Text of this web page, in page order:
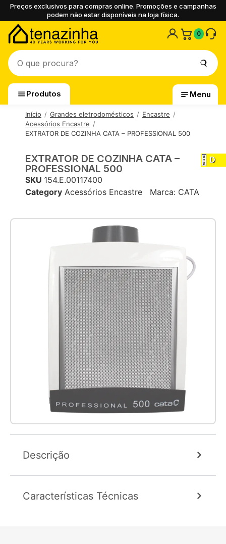
Preços exclusivos para compras online. Promoções e campanhas
podem não estar disponíveis na loja física.
0
Produtos Menu
Início Grandes eletrodomésticos
Encastre
Acessórios Encastre
EXTRATOR DE COZINHA CATA – PROFESSIONAL 500
EXTRATOR DE COZINHA CATA –
PROFESSIONAL 500
D
SKU 154.E.00117400
Category Acessórios Encastre Marca: CATA
Descrição
Características Técnicas